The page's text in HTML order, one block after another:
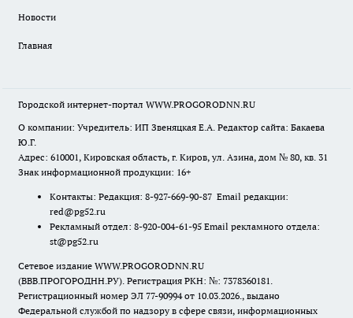
Новости
Главная
Городской интернет-портал WWW.PROGORODNN.RU
О компании: Учредитель: ИП Звеняцкая Е.А. Редактор сайта: Бакаева
Ю.Г.
Адрес: 610001, Кировская область, г. Киров, ул. Азина, дом № 80, кв. 31
Знак информационной продукции: 16+
Контакты: Редакция: 8-927-669-90-87 Email редакции:
red@pg52.ru
Рекламный отдел: 8-920-004-61-95 Email рекламного отдела:
st@pg52.ru
Сетевое издание WWW.PROGORODNN.RU
(ВВВ.ПРОГОРОДНН.РУ). Регистрация РКН: №: 7378360181.
Регистрационный номер ЭЛ 77-90994 от 10.03.2026., выдано
Федеральной службой по надзору в сфере связи, информационных